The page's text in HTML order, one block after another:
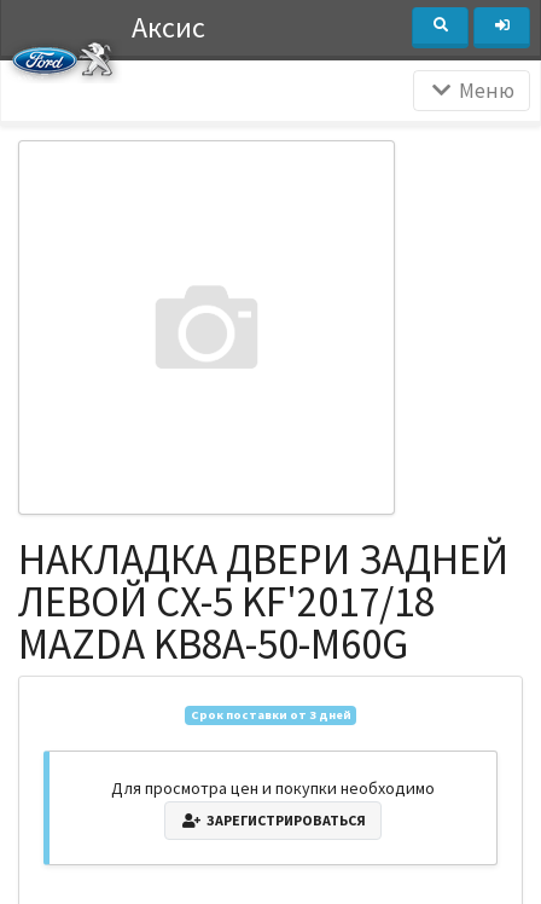
Аксис
Меню
НАКЛАДКА ДВЕРИ ЗАДНЕЙ
ЛЕВОЙ CX-5 KF'2017/18
MAZDA KB8A-50-M60G
Срок поставки от 3 дней
Для просмотра цен и покупки необходимо
ЗАРЕГИСТРИРОВАТЬСЯ